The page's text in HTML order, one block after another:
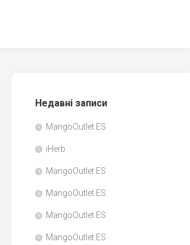
Недавні записи
MangoOutlet ES
iHerb
MangoOutlet ES
MangoOutlet ES
MangoOutlet ES
MangoOutlet ES